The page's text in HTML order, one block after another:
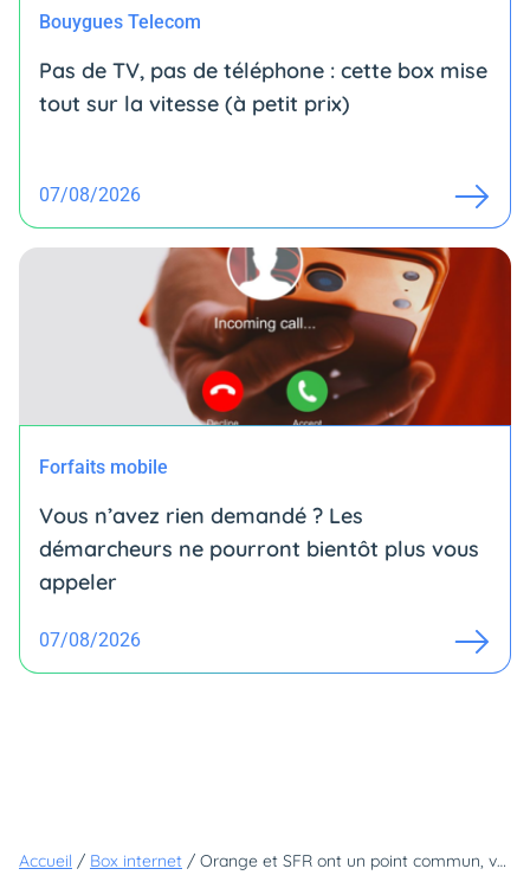
Bouygues Telecom
Pas de TV, pas de téléphone : cette box mise
tout sur la vitesse (à petit prix)
07/08/2026
Forfaits mobile
Vous n’avez rien demandé ? Les
démarcheurs ne pourront bientôt plus vous
appeler
07/08/2026
Accueil / Box internet / Orange et SFR ont un point commun, vous voulez savoir lequel ?